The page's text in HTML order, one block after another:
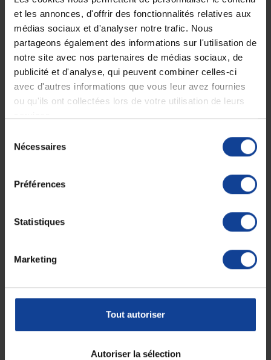
et les annonces, d'offrir des fonctionnalités relatives aux
médias sociaux et d'analyser notre trafic. Nous
partageons également des informations sur l'utilisation de
notre site avec nos partenaires de médias sociaux, de
publicité et d'analyse, qui peuvent combiner celles-ci
avec d'autres informations que vous leur avez fournies
ou qu'ils ont collectées lors de votre utilisation de leurs
Nécessaires
Préférences
Statistiques
Marketing
Tout autoriser
Autoriser la sélection
d'achats
Expédition
soignée et discrète
Service client
Lundi au jeudi : 9h à 12h30 - 13h30 à
18h
Le vendredi jusqu'à 17h
Fiche technique
Fiche technique
Indique la quantité de
contenu dans le
volume (indique